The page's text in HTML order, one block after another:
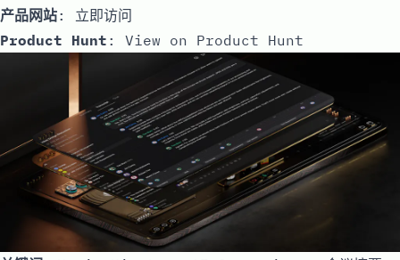
产品网站: 立即访问
Product Hunt : View on Product Hunt